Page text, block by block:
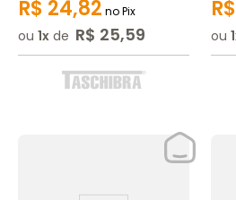
R$ 24,82 no Pix
ou 1 de R$ 25,59
R$
ou 1